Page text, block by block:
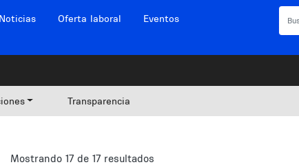
Noticias Oferta laboral Eventos
Transparencia
Mostrando 17 de 17 resultados